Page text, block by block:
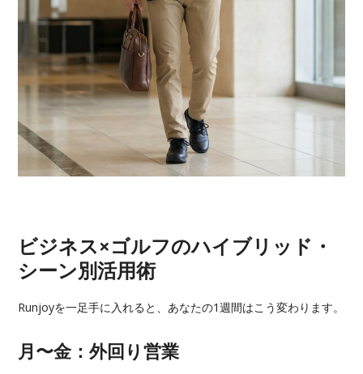
ビジネス×ゴルフのハイブリッド・
シーン別活用術
Runjoyを一足手に入れると、あなたの1週間はこう変わります。
月〜金：外回り営業